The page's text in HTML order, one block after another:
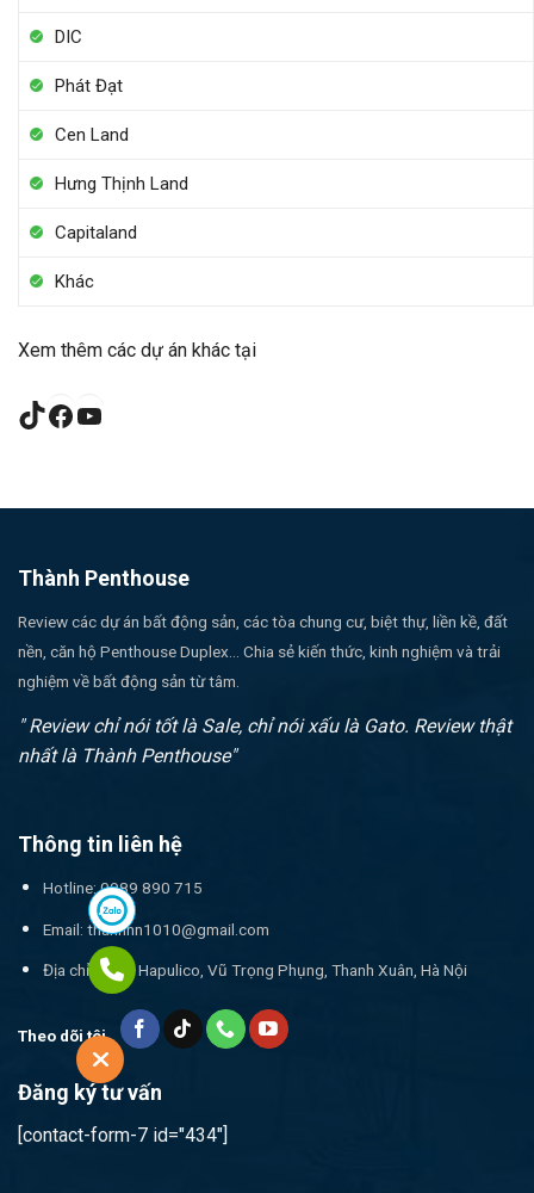
DIC
Phát Đạt
Cen Land
Hưng Thịnh Land
Capitaland
Khác
Xem thêm các dự án khác tại
TikTok
Facebook
Thành Penthouse
Review các dự án bất động sản, các tòa chung cư, biệt thự, liền kề, đất
nền, căn hộ Penthouse Duplex... Chia sẻ kiến thức, kinh nghiệm và trải
nghiệm về bất động sản từ tâm.
" Review chỉ nói tốt là Sale, chỉ nói xấu là Gato. Review thật
nhất là Thành Penthouse"
Thông tin liên hệ
Hotline: 0989 890 715
Email: thanhnn1010@gmail.com
Địa chỉ: 17T1 Hapulico, Vũ Trọng Phụng, Thanh Xuân, Hà Nội
Theo dõi tôi
Đăng ký tư vấn
[contact-form-7 id="434"]